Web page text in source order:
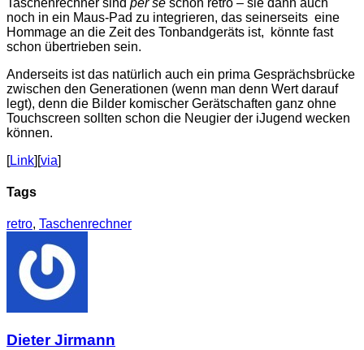
noch in ein Maus-Pad zu integrieren, das seinerseits eine
Hommage an die Zeit des Tonbandgeräts ist, könnte fast
schon übertrieben sein.
Anderseits ist das natürlich auch ein prima Gesprächsbrücke
zwischen den Generationen (wenn man denn Wert darauf
legt), denn die Bilder komischer Gerätschaften ganz ohne
Touchscreen sollten schon die Neugier der iJugend wecken
können.
[Link][via]
Tags
retro, Taschenrechner
Dieter Jirmann